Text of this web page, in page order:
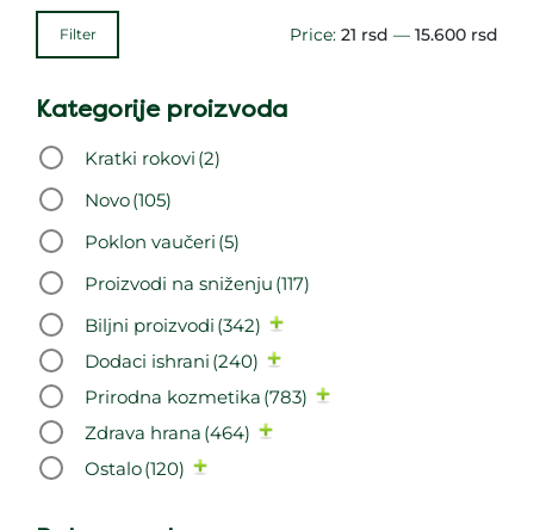
Filter Price: 21 rsd — 15.600 rsd
Kategorije proizvoda
Kratki rokovi (2)
Novo(105)
Poklon vaučeri (5)
Proizvodi na sniženju (117)
Biljni proizvodi (342)
Dodaci ishrani (240)
Prirodna kozmetika (783)
Zdrava hrana (464)
Ostalo(120)